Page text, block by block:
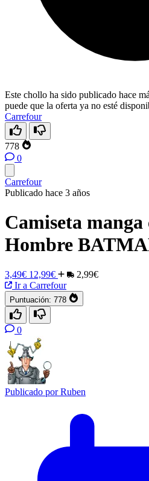
Este chollo ha sido publicado hace
puede que la oferta ya no esté
Carrefour
778
0
Carrefour
Publicado hace 3 años
Camiseta
Hombre
3,49€ 12,99€
2,99€
Ir a Carrefour
Puntuación: 778
0
Publicado porRuben